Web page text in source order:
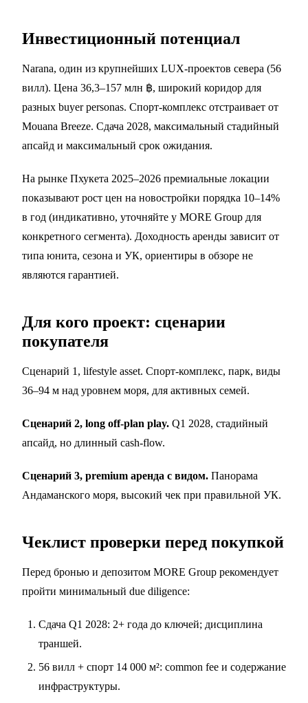
Инвестиционный потенциал
Narana, один из крупнейших LUX-проектов севера (56
вилл). Цена 36,3–157 млн ฿, широкий коридор для
разных buyer personas. Спорт-комплекс отстраивает от
Mouana Breeze. Сдача 2028, максимальный стадийный
апсайд и максимальный срок ожидания.
На рынке Пхукета 2025–2026 премиальные локации
показывают рост цен на новостройки порядка 10–14%
в год (индикативно, уточняйте у MORE Group для
конкретного сегмента). Доходность аренды зависит от
типа юнита, сезона и УК, ориентиры в обзоре не
являются гарантией.
Для кого проект: сценарии
покупателя
Сценарий 1, lifestyle asset. Спорт-комплекс, парк, виды
36–94 м над уровнем моря, для активных семей.
Сценарий 2, long off-plan play. Q1 2028, стадийный
апсайд, но длинный cash-flow.
Сценарий 3, premium аренда с видом. Панорама
Андаманского моря, высокий чек при правильной УК.
Чеклист проверки перед покупкой
Перед бронью и депозитом MORE Group рекомендует
пройти минимальный due diligence:
Сдача Q1 2028: 2+ года до ключей; дисциплина
траншей.
56 вилл + спорт 14 000 м²: common fee и содержание
инфраструктуры.